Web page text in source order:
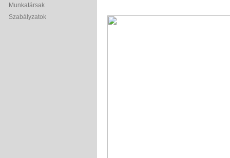
Munkatársak
Szabályzatok